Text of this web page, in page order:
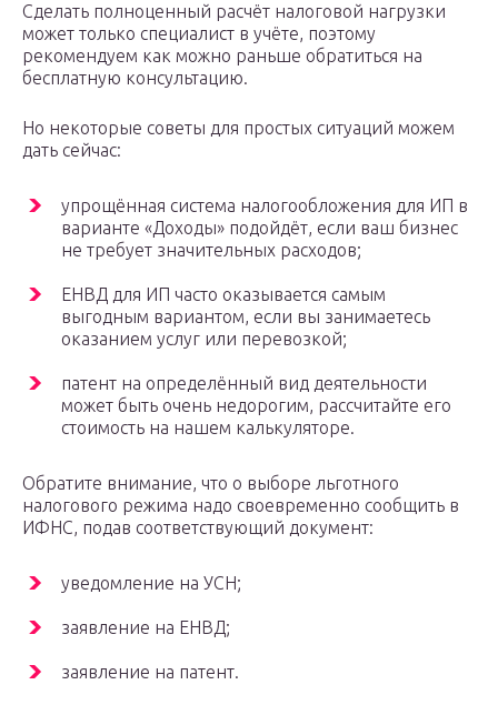
Сделать полноценный расчёт налоговой нагрузки
может только специалист в учёте, поэтому
рекомендуем как можно раньше обратиться на
бесплатную консультацию.
Но некоторые советы для простых ситуаций можем
дать сейчас:
упрощённая система налогообложения для ИП в
варианте «Доходы» подойдёт, если ваш бизнес
не требует значительных расходов;
ЕНВД для ИП часто оказывается самым
выгодным вариантом, если вы занимаетесь
оказанием услуг или перевозкой;
патент на определённый вид деятельности
может быть очень недорогим, рассчитайте его
стоимость на нашем калькуляторе.
Обратите внимание, что о выборе льготного
налогового режима надо своевременно сообщить в
ИФНС, подав соответствующий документ:
уведомление на УСН;
заявление на ЕНВД;
заявление на патент.